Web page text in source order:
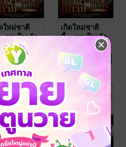
ใหม่ชาติ
ขอเป็นเจ้า
ายมาไลฟ์สด
ม 25
/ Onlybook
ายแฟนตาซี
เกิดใหม่ชาติ
นี้… ขอเป็นเจ้า
นิกายมาไลฟ์สด
เล่ม 24
妄雪
/ Onlybook
นิยายแฟนตาซี
No Rating